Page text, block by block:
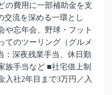
の費用に一部補助金を支
交流を深める一環とし
や忘年会、野球・フット
てのツーリング（グルメ
：深夜残業手当、休日勤
族手当など ■社宅借上制
入社2年目まで3万円／入